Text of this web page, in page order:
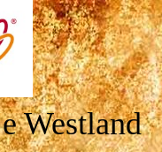
Westland